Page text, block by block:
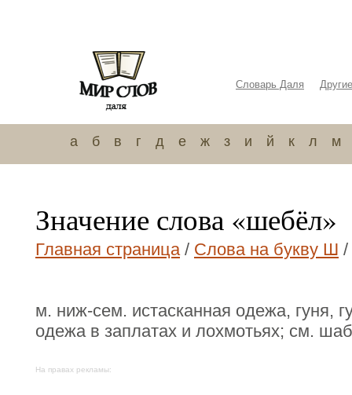
Словарь Даля
а б в г д е ж з и й к л м
Значение слова «шебёл»
Главная страница/ Слова на букву Ш
м. ниж-сем. истасканная одежа, гуня,
одежа в заплатах и лохмотьях; см.
На правах рекламы: